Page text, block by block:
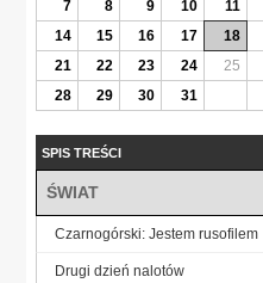
7
8 9 10 11
14
15 16 17 18
21
22 23 24 25
28
29 30 31
SPIS TREŚCI
ŚWIAT
Czarnogórski: Jestem rusofilem
Drugi dzień nalotów